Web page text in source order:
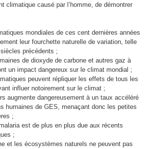
climatique causé par l’homme, de démontrer
mondiales de ces cent dernières années
leur fourchette naturelle de variation, telle
précédents ;
de dioxyde de carbone et autres gaz à
un impact dangereux sur le climat mondial ;
peuvent répliquer les effets de tous les
influer notoirement sur le climat ;
augmente dangereusement à un taux accéléré
humaines de GES, menaçant donc les petites
;
est de plus en plus due aux récents
;
et les écosystèmes naturels ne peuvent pas